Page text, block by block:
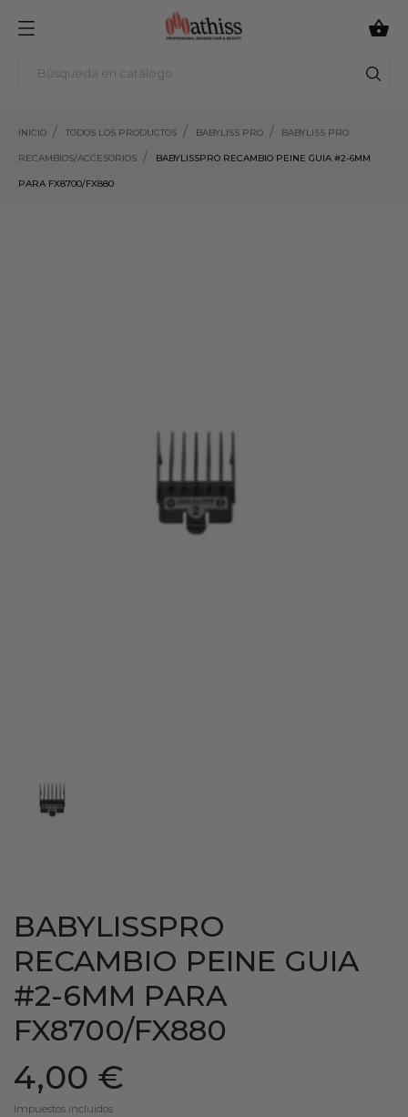

INICIO TODOS LOS PRODUCTOS BABYLISS PRO BABYLISS PRO
RECAMBIOS/ACCESORIOS BABYLISSPRO RECAMBIO PEINE GUIA #2-6MM
PARA FX8700/FX880
BABYLISSPRO
RECAMBIO PEINE GUIA
#2-6MM PARA
FX8700/FX880
4,00 €
Impuestos incluidos